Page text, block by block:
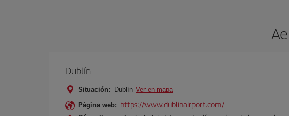
Dublín
Situación: Dublín Ver en mapa
Página web: https://www.dublinairport.com/